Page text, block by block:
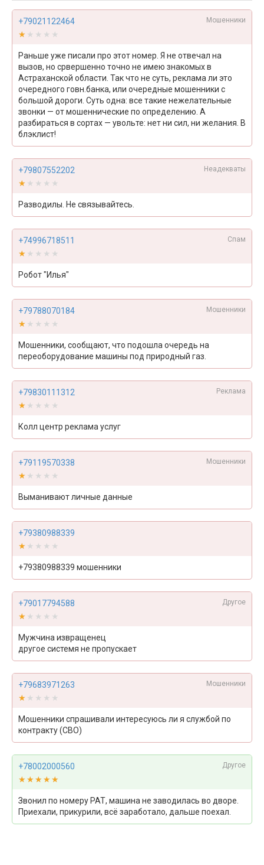
+79021122464 Мошенники
★★★★★
★★★★★
Раньше уже писали про этот номер. Я не отвечал на
вызов, но срвершенно точно не имею знакомых в
Астраханской области. Так что не суть, реклама ли это
очередного говн.банка, или очередные мошенники с
большой дороги. Суть одна: все такие нежелательные
звонки — от мошеннические по определению. А
разбираться в сортах — увольте: нет ни сил, ни желания. В
блэклист!
+79807552202 Неадекваты
★★★★★
★★★★★
Разводилы. Не связывайтесь.
+74996718511 Спам
★★★★★
★★★★★
Робот "Илья"
+79788070184 Мошенники
★★★★★
★★★★★
Мошенники, сообщают, что подошла очередь на
переоборудование машины под природный газ.
+79830111312 Реклама
★★★★★
★★★★★
Колл центр реклама услуг
+79119570338 Мошенники
★★★★★
★★★★★
Выманивают личные данные
+79380988339
★★★★★
★★★★★
+79380988339 мошенники
+79017794588 Другое
★★★★★
★★★★★
Мужчина извращенец
другое системя не пропускает
+79683971263 Мошенники
★★★★★
★★★★★
Мошенники спрашивали интересуюсь ли я службой по
контракту (СВО)
+78002000560 Другое
★★★★★
★★★★★
Звонил по номеру РАТ, машина не заводилась во дворе.
Приехали, прикурили, всё заработало, дальше поехал.